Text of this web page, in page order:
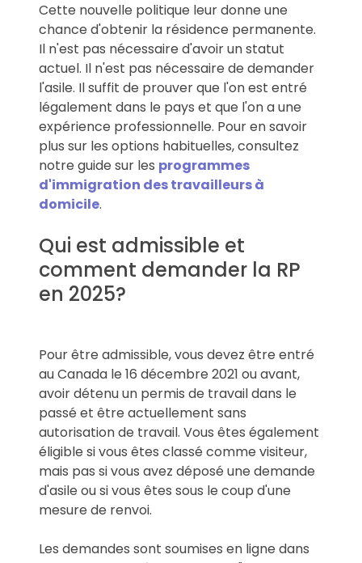
Cette nouvelle politique leur donne une
chance d'obtenir la résidence permanente.
Il n'est pas nécessaire d'avoir un statut
actuel. Il n'est pas nécessaire de demander
l'asile. Il suffit de prouver que l'on est entré
légalement dans le pays et que l'on a une
expérience professionnelle. Pour en savoir
plus sur les options habituelles, consultez
notre guide sur les programmes
d'immigration des travailleurs à
domicile.
Qui est admissible et
comment demander la RP
en 2025?
Pour être admissible, vous devez être entré
au Canada le 16 décembre 2021 ou avant,
avoir détenu un permis de travail dans le
passé et être actuellement sans
autorisation de travail. Vous êtes également
éligible si vous êtes classé comme visiteur,
mais pas si vous avez déposé une demande
d'asile ou si vous êtes sous le coup d'une
mesure de renvoi.
Les demandes sont soumises en ligne dans